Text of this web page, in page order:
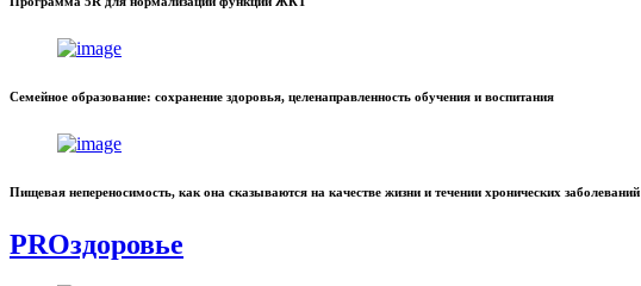
Семейное образование: сохранение здоровья, целенаправленность обучения и воспитания
Пищевая непереносимость, как она сказываются на качестве жизни и течении хронических заболеваний
PROздоровье